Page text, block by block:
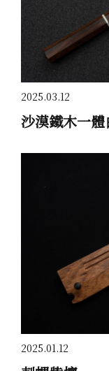
2025.03.12
沙漠鐵木一
2025.01.12